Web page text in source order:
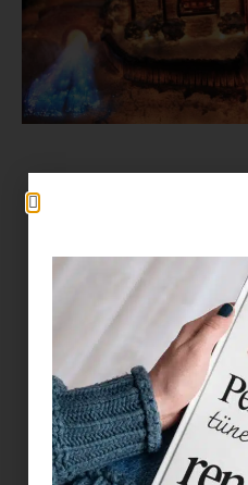
Igen, ez az idei
gondoltok?
Mi a magunk, azaz a
összeállítottuk a
t, új
könnyűkézműves
Most ti jöttök:
DÍSZÍTSD